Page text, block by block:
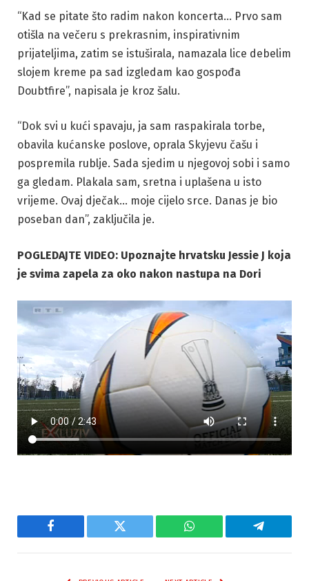
“Kad se pitate što radim nakon koncerta… Prvo sam
otišla na večeru s prekrasnim, inspirativnim
prijateljima, zatim se istuširala, namazala lice debelim
slojem kreme pa sad izgledam kao gospođa
Doubtfire”, napisala je kroz šalu.
“Dok svi u kući spavaju, ja sam raspakirala torbe,
obavila kućanske poslove, oprala Skyjevu čašu i
pospremila rublje. Sada sjedim u njegovoj sobi i samo
ga gledam. Plakala sam, sretna i uplašena u isto
vrijeme. Ovaj dječak… moje cijelo srce. Danas je bio
poseban dan”, zaključila je.
POGLEDAJTE VIDEO: Upoznajte hrvatsku Jessie J koja
je svima zapela za oko nakon nastupa na Dori
Facebook Twitter WhatsApp Telegram